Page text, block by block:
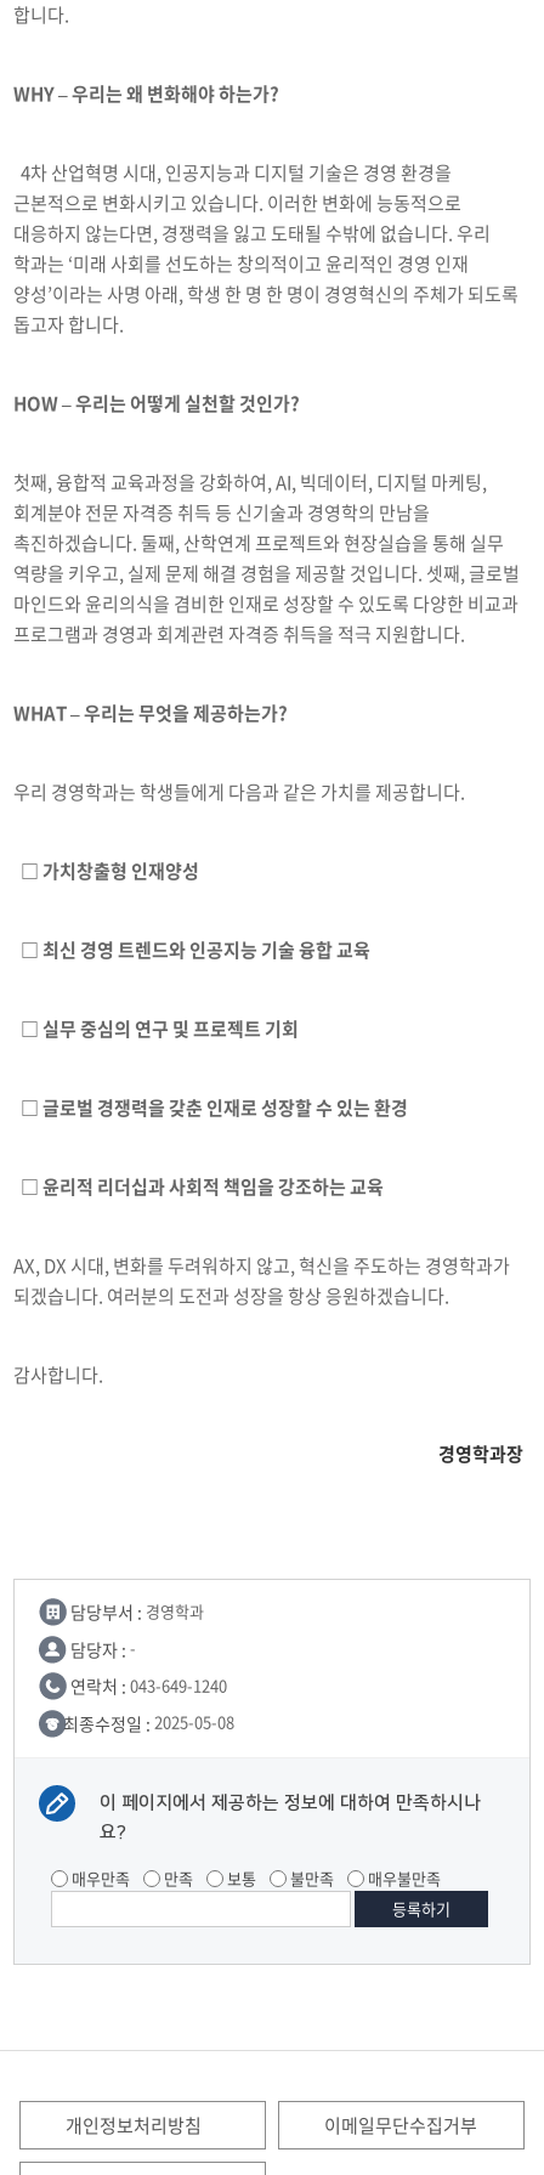
합니다.
WHY – 우리는 왜 변화해야 하는가?
4차 산업혁명 시대, 인공지능과 디지털 기술은 경영 환경을
근본적으로 변화시키고 있습니다. 이러한 변화에 능동적으로
대응하지 않는다면, 경쟁력을 잃고 도태될 수밖에 없습니다. 우리
학과는 ‘미래 사회를 선도하는 창의적이고 윤리적인 경영 인재
양성’이라는 사명 아래, 학생 한 명 한 명이 경영혁신의 주체가 되도록
돕고자 합니다.
HOW – 우리는 어떻게 실천할 것인가?
첫째, 융합적 교육과정을 강화하여, AI, 빅데이터, 디지털 마케팅,
회계분야 전문 자격증 취득 등 신기술과 경영학의 만남을
촉진하겠습니다. 둘째, 산학연계 프로젝트와 현장실습을 통해 실무
역량을 키우고, 실제 문제 해결 경험을 제공할 것입니다. 셋째, 글로벌
마인드와 윤리의식을 겸비한 인재로 성장할 수 있도록 다양한 비교과
프로그램과 경영과 회계관련 자격증 취득을 적극 지원합니다.
WHAT – 우리는 무엇을 제공하는가?
우리 경영학과는 학생들에게 다음과 같은 가치를 제공합니다.
□ 가치창출형 인재양성
□ 최신 경영 트렌드와 인공지능 기술 융합 교육
□ 실무 중심의 연구 및 프로젝트 기회
□ 글로벌 경쟁력을 갖춘 인재로 성장할 수 있는 환경
□ 윤리적 리더십과 사회적 책임을 강조하는 교육
AX, DX 시대, 변화를 두려워하지 않고, 혁신을 주도하는 경영학과가
되겠습니다. 여러분의 도전과 성장을 항상 응원하겠습니다.
감사합니다.
경영학과장
담당부서 : 경영학과
담당자 : -
연락처 : 043-649-1240
최종수정일 : 2025-05-08
이 페이지에서 제공하는 정보에 대하여 만족하시나
요?
매우만족 만족 보통 불만족 매우불만족
개인정보처리방침 이메일무단수집거부